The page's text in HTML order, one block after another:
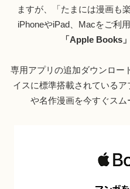
ますが、「たまには漫画も
iPhoneやiPad、Macをご利
「Apple Books」
専用アプリの追加ダウンロー
イスに標準搭載されている
や名作漫画を今すぐスム